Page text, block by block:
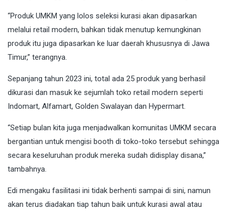
“Produk UMKM yang lolos seleksi kurasi akan dipasarkan
melalui retail modern, bahkan tidak menutup kemungkinan
produk itu juga dipasarkan ke luar daerah khususnya di Jawa
Timur,” terangnya.
Sepanjang tahun 2023 ini, total ada 25 produk yang berhasil
dikurasi dan masuk ke sejumlah toko retail modern seperti
Indomart, Alfamart, Golden Swalayan dan Hypermart.
“Setiap bulan kita juga menjadwalkan komunitas UMKM secara
bergantian untuk mengisi booth di toko-toko tersebut sehingga
secara keseluruhan produk mereka sudah didisplay disana,”
tambahnya.
Edi mengaku fasilitasi ini tidak berhenti sampai di sini, namun
akan terus diadakan tiap tahun baik untuk kurasi awal atau